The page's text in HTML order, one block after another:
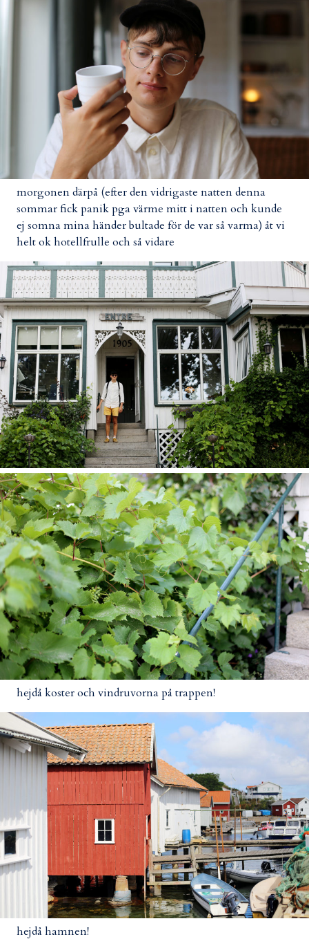
morgonen därpå (efter den vidrigaste natten denna
sommar fick panik pga värme mitt i natten och kunde
ej somna mina händer bultade för de var så varma) åt vi
helt ok hotellfrulle och så vidare
hejdå koster och vindruvorna på trappen!
hejdå hamnen!